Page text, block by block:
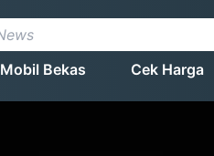
Mobil Bekas Cek Harga